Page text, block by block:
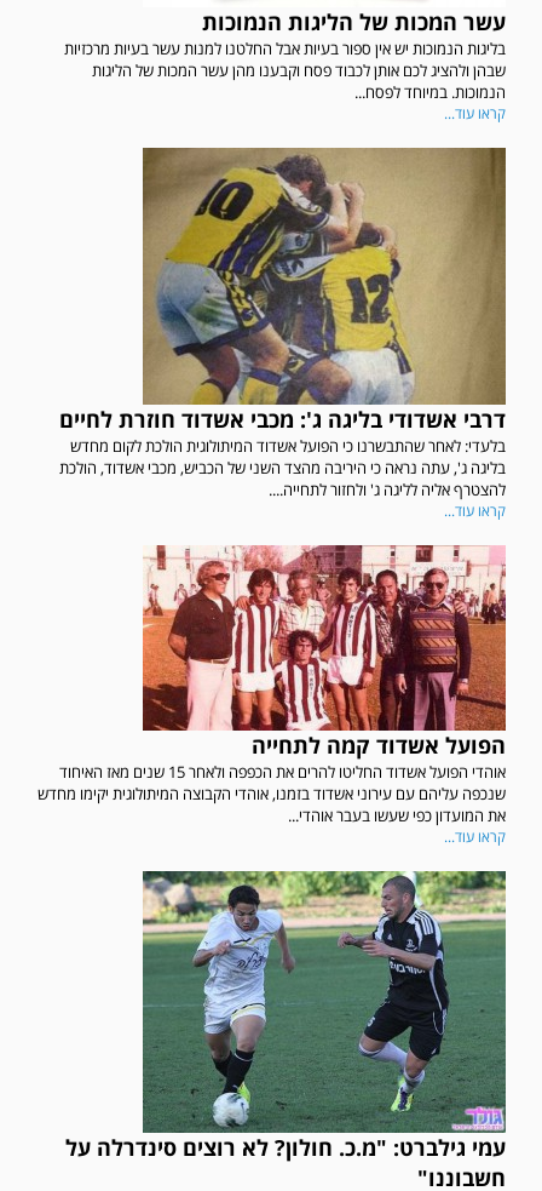
עשר המכות של הליגות הנמוכות
בליגות הנמוכות יש אין ספור בעיות אבל החלטנו למנות עשר בעיות מרכזיות
שבהן ולהציג לכם אותן לכבוד פסח וקבענו מהן עשר המכות של הליגות
הנמוכות. במיוחד לפסח...
קראו עוד...
דרבי אשדודי בליגה ג': מכבי אשדוד חוזרת לחיים
בלעדי: לאחר שהתבשרנו כי הפועל אשדוד המיתולוגית הולכת לקום מחדש
בליגה ג', עתה נראה כי היריבה מהצד השני של הכביש, מכבי אשדוד, הולכת
להצטרף אליה לליגה ג' ולחזור לתחייה....
קראו עוד...
הפועל אשדוד קמה לתחייה
אוהדי הפועל אשדוד החליטו להרים את הכפפה ולאחר 15 שנים מאז האיחוד
שנכפה עליהם עם עירוני אשדוד בזמנו, אוהדי הקבוצה המיתולוגית יקימו מחדש
את המועדון כפי שעשו בעבר אוהדי...
קראו עוד...
עמי גילברט: "מ.כ. חולון? לא רוצים סינדרלה על
חשבוננו"